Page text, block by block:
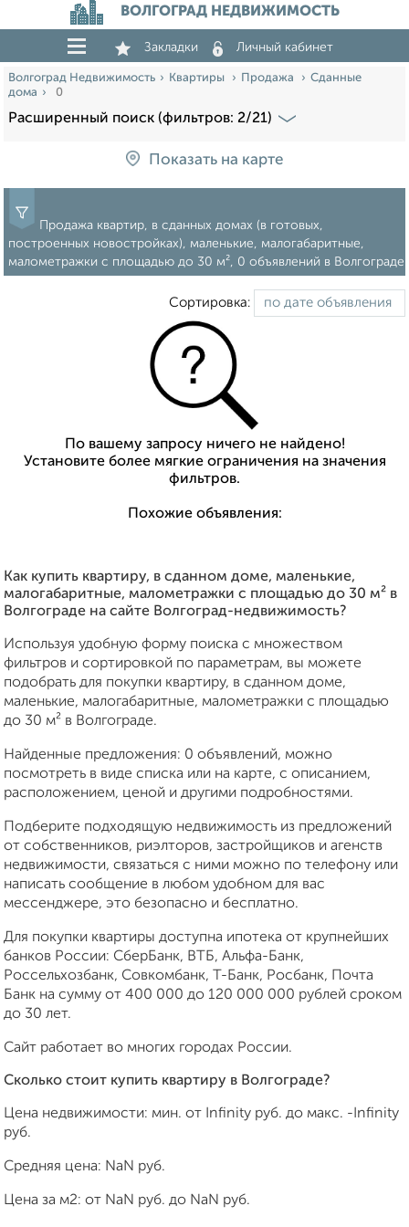
ВОЛГОГРАД НЕДВИЖИМОСТЬ
Закладки Личный кабинет
Волгоград Недвижимость Квартиры Продажа
Сданные
дома
0
Расширенный поиск (фильтров: 2/21)
Показать на карте
Продажа квартир, в сданных домах (в готовых,
построенных новостройках), маленькие, малогабаритные,
малометражки c площадью до 30 м², 0 объявлений в Волгограде
Сортировка:
По вашему запросу ничего не найдено!
Установите более мягкие ограничения на значения
фильтров.
Похожие объявления:
Как купить квартиру, в сданном доме, маленькие,
малогабаритные, малометражки c площадью до 30 м² в
Волгограде на сайте Волгоград-недвижимость?
Используя удобную форму поиска с множеством
фильтров и сортировкой по параметрам, вы можете
подобрать для покупки квартиру, в сданном доме,
маленькие, малогабаритные, малометражки c площадью
до 30 м² в Волгограде.
Найденные предложения: 0 объявлений, можно
посмотреть в виде списка или на карте, с описанием,
расположением, ценой и другими подробностями.
Подберите подходящую недвижимость из предложений
от собственников, риэлторов, застройщиков и агенств
недвижимости, связаться с ними можно по телефону или
написать сообщение в любом удобном для вас
мессенджере, это безопасно и бесплатно.
Для покупки квартиры доступна ипотека от крупнейших
банков России: СберБанк, ВТБ, Альфа-Банк,
Россельхозбанк, Совкомбанк, Т-Банк, Росбанк, Почта
Банк на сумму от 400 000 до 120 000 000 рублей сроком
до 30 лет.
Сайт работает во многих городах России.
Сколько стоит купить квартиру в Волгограде?
Цена недвижимости: мин. от Infinity руб. до макс. -Infinity
руб.
Средняя цена: NaN руб.
Цена за м2: от NaN руб. до NaN руб.